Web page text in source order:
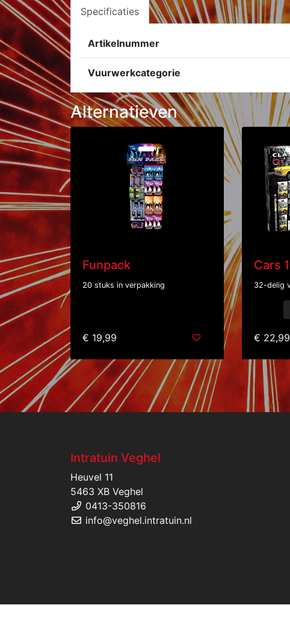
Specificaties
Artikelnummer
Vuurwerkcategorie
Alternatieven
Funpack
20 stuks in verpakking
€ 19,99
Cars
32-delig
€ 22,99
Intratuin Veghel
Heuvel 11
5463 XB Veghel
0413-350816
info@veghel.intratuin.nl